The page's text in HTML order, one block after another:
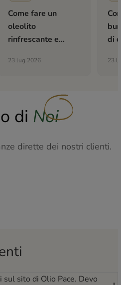
Come fare un
oleolito
rinfrescante e
menta
23 lug 2026
di
23
di Noi
dirette dei nostri clienti.
sito di Olio Pace. Devo